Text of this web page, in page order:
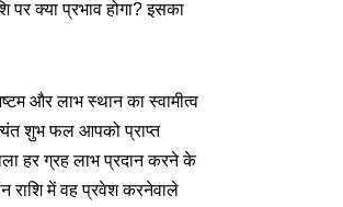
क्या प्रभाव होगा? इसका
और लाभ स्थान का स्वामीत्व
शुभ फल आपको प्राप्त
हर ग्रह लाभ प्रदान करने के
राशि में वह प्रवेश करनेवाले